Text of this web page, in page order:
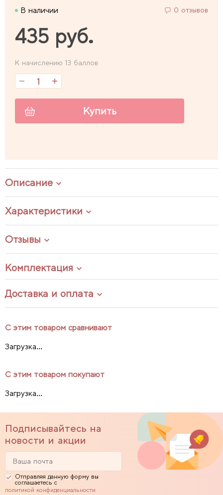
В наличии 0 отзывов
435 руб.
К начислению 13 баллов
Купить
Описание
Характеристики
Отзывы
Комплектация
Доставка и оплата
С этим товаром сравнивают
Загрузка...
С этим товаром покупают
Загрузка...
Подписывайтесь на
новости и акции
Отправляя данную форму вы
соглашаетесь с
политикой конфиденциальности